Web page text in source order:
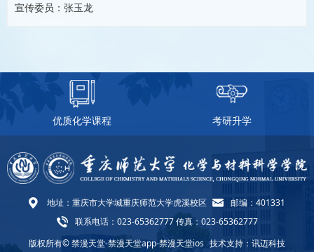
宣传委员：张玉龙
优质化学课程 考研升学
地址：重庆市大学城重庆师范大学虎溪校区
邮编：401331
联系电话：023-65362777 传真：023-65362777
版权所有© 禁漫天堂-禁漫天堂app-禁漫天堂ios 技术支持：讯迈科技